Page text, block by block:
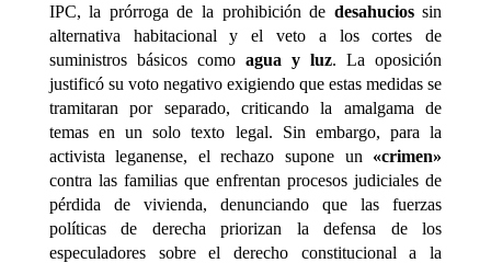
IPC, la prórroga de la prohibición de desahuciossin
alternativa habitacional y el veto a los cortes de
suministros básicos como agua y luz. La oposición
justificó su voto negativo exigiendo que estas medidas se
tramitaran por separado, criticando la amalgama de
temas en un solo texto legal. Sin embargo, para la
activista leganense, el rechazo supone un «crimen»
contra las familias que enfrentan procesos judiciales de
pérdida de vivienda, denunciando que las fuerzas
políticas de derecha priorizan la defensa de los
especuladores sobre el derecho constitucional a la